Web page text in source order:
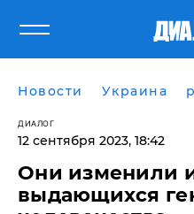
Новости Украина
ДИАЛОГ
12 сентября 2023, 18:42
​Они изменили
выдающихся